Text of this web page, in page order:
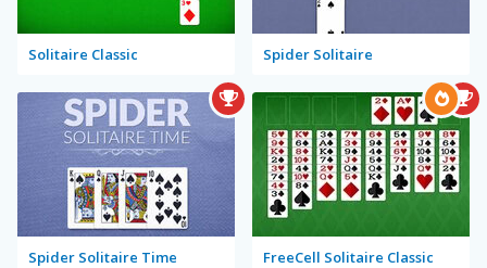
Solitaire Classic Spider Solitaire
Spider Solitaire Time FreeCell Solitaire Classic